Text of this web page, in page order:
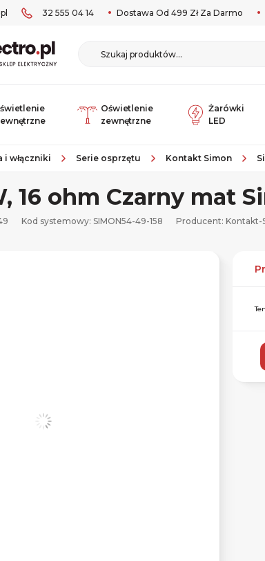
32 555 04 14 Dostawa Od 499 Zł Za Darmo
Oświetlenie
zewnętrzne
Żarówki
LED
i włączniki Serie osprzętu Kontakt Simon
16 ohm Czarny mat
Kod systemowy: SIMON54-49-158 Producent: Kontakt-